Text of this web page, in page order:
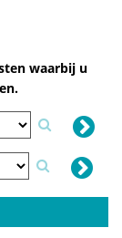
waarbij u